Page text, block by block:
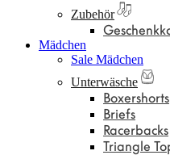
Zubehör
Mädchen
Sale Mädchen
Unterwäsche
Boxershorts
Briefs
Racerbacks
Triangle